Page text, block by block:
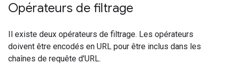
Opérateurs de filtrage
Il existe deux opérateurs de filtrage. Les opérateurs
doivent être encodés en URL pour être inclus dans les
chaînes de requête d'URL.